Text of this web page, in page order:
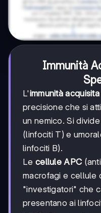
Immunità
L'immunità acquisita
precisione che si
un nemico. Si
(linfociti T) e
linfociti B).
Le cellule APC
macrofagi e cellule
"investigatori" che
presentano ai